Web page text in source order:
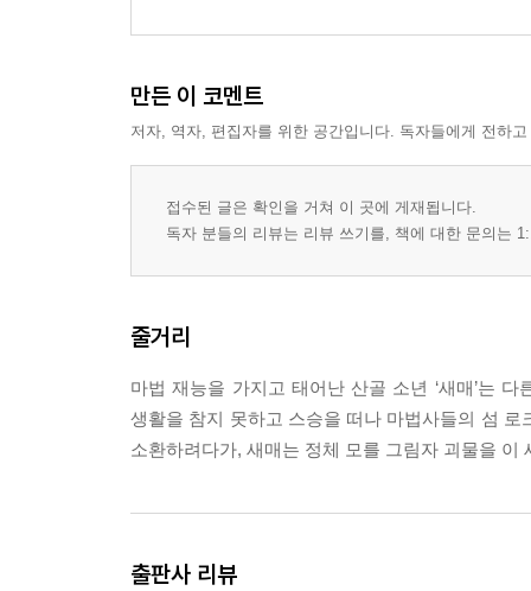
만든 이 코멘트
저자, 역자, 편집자를 위한 공간입니다. 독자들에게 전하
접수된 글은 확인을 거쳐 이 곳에 게재됩니다.
독자 분들의 리뷰는 리뷰 쓰기를, 책에 대한 문의는
줄거리
마법 재능을 가지고 태어난 산골 소년 ‘새매’는
생활을 참지 못하고 스승을 떠나 마법사들의 섬
소환하려다가, 새매는 정체 모를 그림자 괴물을
출판사 리뷰